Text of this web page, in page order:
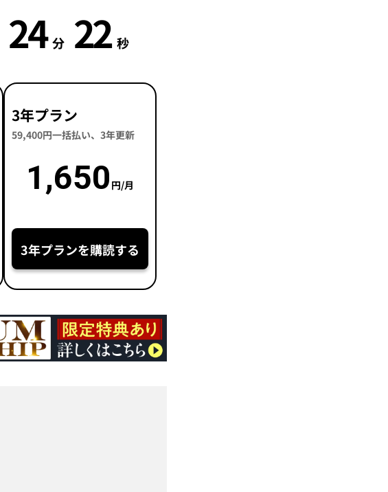
24 分 21 秒
3年プラン
59,400円一括払い、3年更新
1,650 円/月
3年プランを購読する